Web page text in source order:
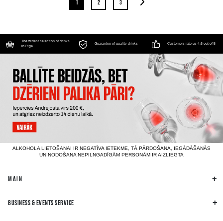
1 2 3
The widest selection of drinks
in Riga
Guarantee of quality drinks Customers rate us 4.6 out of 5
ALKOHOLA LIETOŠANAI IR NEGATĪVA IETEKME, TĀ PĀRDOŠANA, IEGĀDĀŠANĀS
UN NODOŠANA NEPILNGADĪGĀM PERSONĀM IR AIZLIEGTA
MAIN
BUSINESS & EVENTS SERVICE